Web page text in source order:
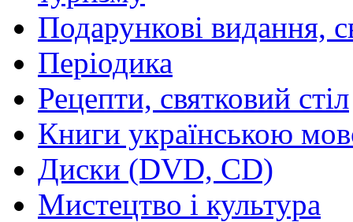
Подарункові видання,
Періодика
Рецепти, святковий стіл
Книги українською
Диски (DVD, CD)
Мистецтво і культура